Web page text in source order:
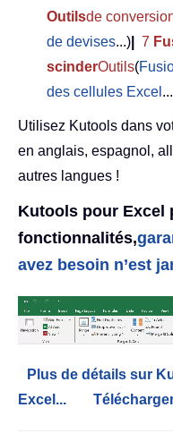
Outilsde
de devises...) 7
scinderOutils(
des cellules Excel
Utilisez Kutools dans
en anglais, espagnol,
autres langues !
Kutools pour Excel
fonctionnalités,
avez besoin n’est
Plus de détails sur
Excel...